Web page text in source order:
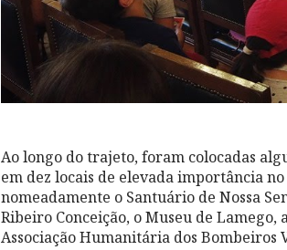
Ao longo do trajeto, foram colocadas
em dez locais de elevada importância
nomeadamente o Santuário de Nossa
Ribeiro Conceição, o Museu de Lamego,
Associação Humanitária dos Bombeiros